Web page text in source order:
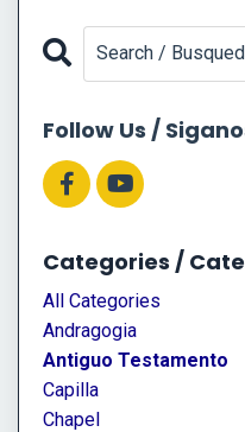
Follow Us /
Categories /
All Categories
Andragogia
Antiguo Testamento
Capilla
Chapel